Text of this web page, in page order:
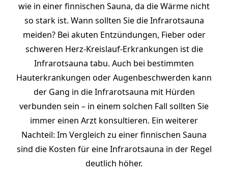
wie in einer finnischen Sauna, da die Wärme nicht
so stark ist. Wann sollten Sie die Infrarotsauna
meiden? Bei akuten Entzündungen, Fieber oder
schweren Herz-Kreislauf-Erkrankungen ist die
Infrarotsauna tabu. Auch bei bestimmten
Hauterkrankungen oder Augenbeschwerden kann
der Gang in die Infrarotsauna mit Hürden
verbunden sein – in einem solchen Fall sollten Sie
immer einen Arzt konsultieren. Ein weiterer
Nachteil: Im Vergleich zu einer finnischen Sauna
sind die Kosten für eine Infrarotsauna in der Regel
deutlich höher.